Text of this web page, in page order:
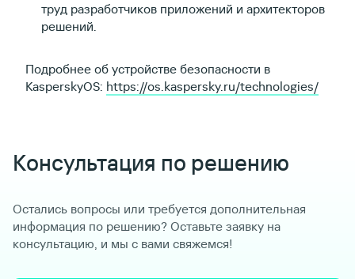
труд разработчиков приложений и архитекторов
решений.
Подробнее об устройстве безопасности в
KasperskyOS: https://os.kaspersky.ru/technologies/
Консультация по решению
Остались вопросы или требуется дополнительная
информация по решению? Оставьте заявку на
консультацию, и мы с вами свяжемся!